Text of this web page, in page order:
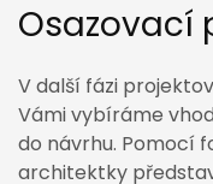
Osazovací
V další fázi
Vámi vybíráme
do návrhu. Pomocí
architektky